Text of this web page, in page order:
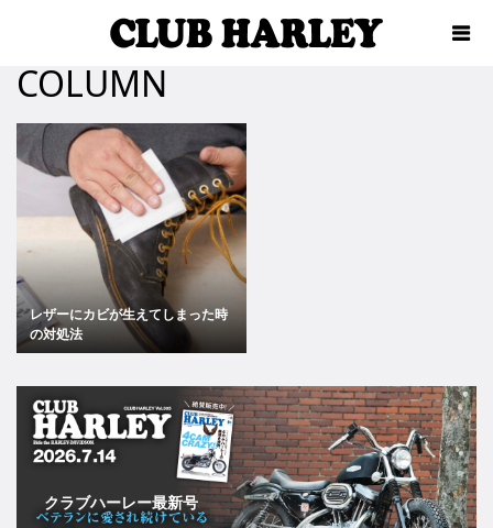
COLUMN
レザーにカビが生えてしまった時
の対処法
クラブハーレー最新号